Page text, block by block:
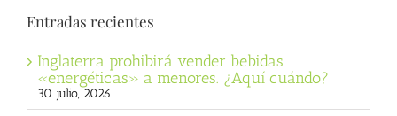
Entradas recientes
Inglaterra prohibirá vender bebidas
«energéticas» a menores. ¿Aquí cuándo?
30 julio, 2026